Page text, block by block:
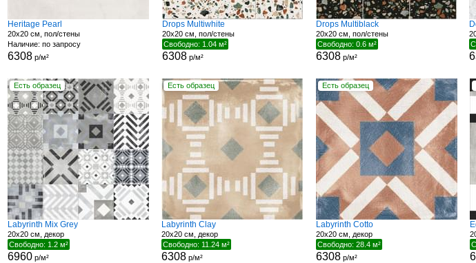
Heritage Pearl
20x20 см, пол/стены
Наличие: по запросу
6308р/м²
Drops Multiwhite
20x20 см, пол/стены
Свободно: 1.04 м²
6308р/м²
Drops Multiblack
20x20 см, пол/стены
Свободно: 0.6 м²
6308р/м²
Есть образец
Labyrinth Mix Grey
20x20 см, декор
Свободно: 1.2 м²
6960р/м²
Есть образец
Labyrinth Clay
20x20 см, декор
Свободно: 11.24 м²
6308 р/м²
Есть образец
Labyrinth Cotto
20x20 см, декор
Свободно: 28.4 м²
6308р/м²